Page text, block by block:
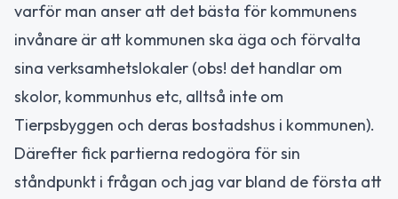
varför man anser att det bästa för kommunens
invånare är att kommunen ska äga och förvalta
sina verksamhetslokaler (obs! det handlar om
skolor, kommunhus etc, alltså inte om
Tierpsbyggen och deras bostadshus i kommunen).
Därefter fick partierna redogöra för sin
ståndpunkt i frågan och jag var bland de första att